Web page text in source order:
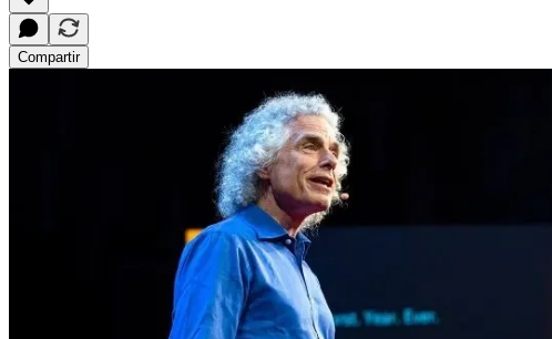
Compartir